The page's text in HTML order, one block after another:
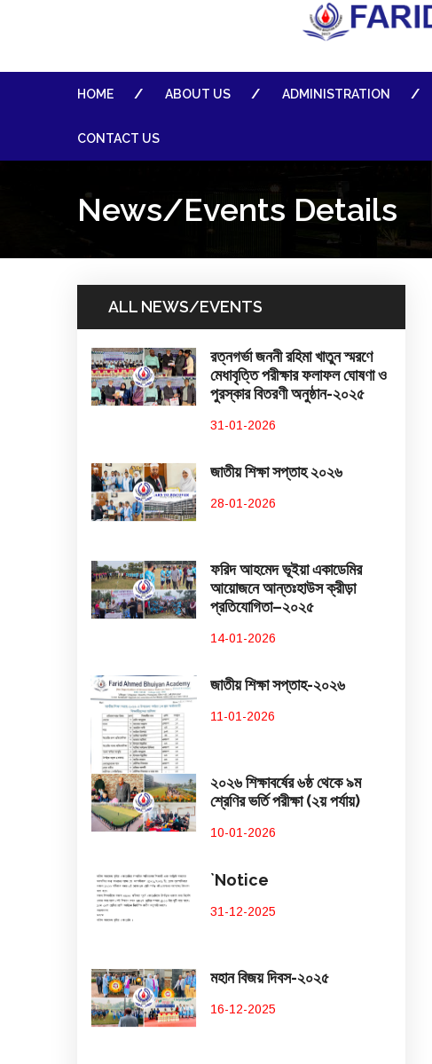
HOME ABOUT US ADMINISTRATION
CONTACT US
News/Events Details
ALL NEWS/EVENTS
রত্নগর্ভা জননী রহিমা খাতুন স্মরণে
মেধাবৃত্তি পরীক্ষার ফলাফল ঘোষণা ও
পুরস্কার বিতরণী অনুষ্ঠান-২০২৫
31-01-2026
জাতীয় শিক্ষা সপ্তাহ ২০২৬
28-01-2026
ফরিদ আহমেদ ভূইয়া একাডেমির
আয়োজনে আন্তঃহাউস ক্রীড়া
প্রতিযোগিতা–২০২৫
14-01-2026
জাতীয় শিক্ষা সপ্তাহ-২০২৬
11-01-2026
২০২৬ শিক্ষাবর্ষের ৬ষ্ঠ থেকে ৯ম
শ্রেণির ভর্তি পরীক্ষা (২য় পর্যায়)
10-01-2026
`Notice
31-12-2025
মহান বিজয় দিবস-২০২৫
16-12-2025